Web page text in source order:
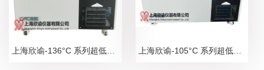
上海欣谕-105°C 系列超低温深冷保存箱，深冷卧式低温冰箱，超低温冰箱系列